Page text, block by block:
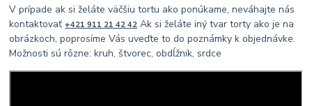
V prípade ak si želáte väčšiu tortu ako ponúkame, neváhajte nás
kontaktovať +421 911 21 42 42 Ak si želáte iný tvar torty ako je na
obrázkoch, poprosíme Vás uveďte to do poznámky k objednávke.
Možnosti sú rôzne: kruh, štvorec, obdĺžnik, srdce